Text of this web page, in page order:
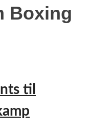
Boxing
til